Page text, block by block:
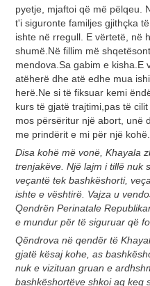
pyetje, mjaftoi që më pëlqeu.
t'i siguronte familjes gjithçka
ishte në rregull. E vërtetë, në
shumë.Në fillim më
mendova.Sa gabim e kisha.E
atëherë dhe atë edhe mua
herë.Ne si të fiksuar kemi
kurs të gjatë trajtimi,pas të
mos përsëritur një abort, unë
me prindërit e mi për një
Disa kohë më vonë, Khayala
trenjakëve. Një lajm i tillë nuk
veçantë tek bashkëshorti,
ishte e vështirë. Vajza u
Qendrën Perinatale
e mundur për të siguruar që
Qëndrova në qendër të
gjatë kësaj kohe, as
nuk e vizituan gruan e
bashkëshortëve shkoi aq keq